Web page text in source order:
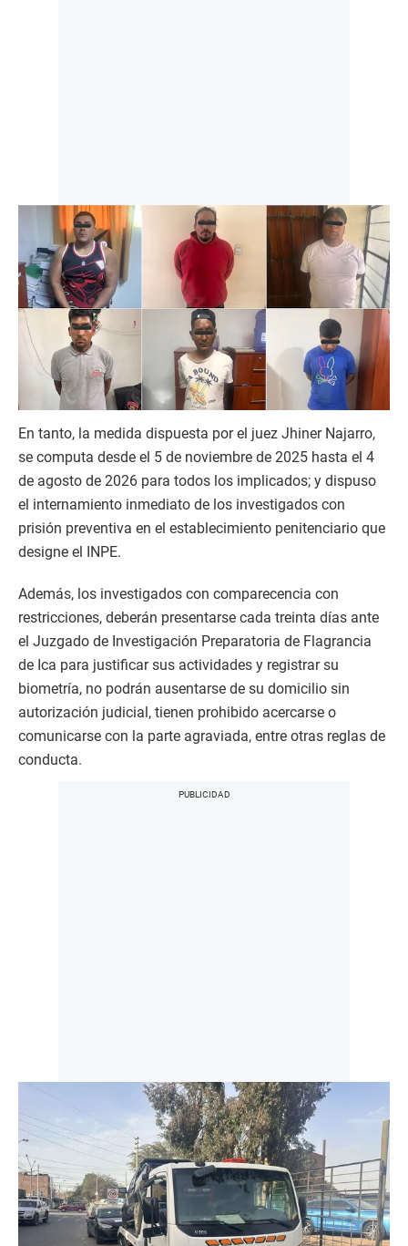
En tanto, la medida dispuesta por el juez Jhiner Najarro,
se computa desde el 5 de noviembre de 2025 hasta el 4
de agosto de 2026 para todos los implicados; y dispuso
el internamiento inmediato de los investigados con
prisión preventiva en el establecimiento penitenciario que
designe el INPE.
Además, los investigados con comparecencia con
restricciones, deberán presentarse cada treinta días ante
el Juzgado de Investigación Preparatoria de Flagrancia
de Ica para justificar sus actividades y registrar su
biometría, no podrán ausentarse de su domicilio sin
autorización judicial, tienen prohibido acercarse o
comunicarse con la parte agraviada, entre otras reglas de
conducta.